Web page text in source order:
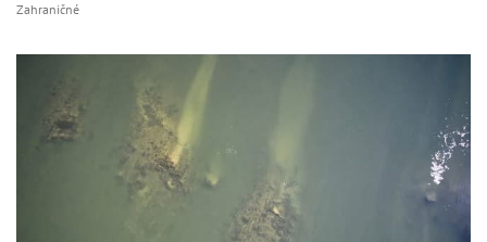
Zahraničné